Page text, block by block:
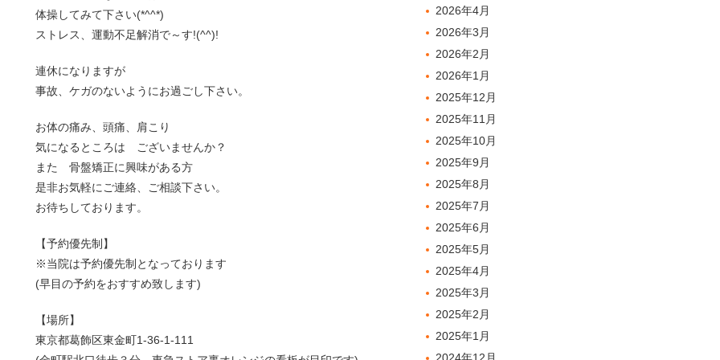
体操してみて下さい(*^^*)
ストレス、運動不足解消で～す!(^^)!
連休になりますが
事故、ケガのないようにお過ごし下さい。
お体の痛み、頭痛、肩こり
気になるところは ございませんか？
また 骨盤矯正に興味がある方
是非お気軽にご連絡、ご相談下さい。
お待ちしております。
【予約優先制】
※当院は予約優先制となっております
(早目の予約をおすすめ致します)
【場所】
東京都葛飾区東金町1-36-1-111
2026年4月
2026年3月
2026年2月
2026年1月
2025年12月
2025年11月
2025年10月
2025年9月
2025年8月
2025年7月
2025年6月
2025年5月
2025年4月
2025年3月
2025年2月
2025年1月